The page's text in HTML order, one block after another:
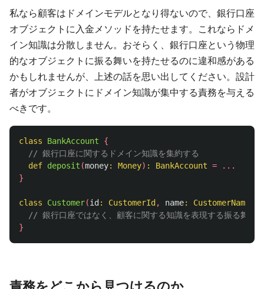
私なら顧客はドメインモデルとなり得ないので、銀行口座
オブジェクトに入金メソッドを持たせます。これならドメ
イン知識は分散しません。おそらく、銀行口座という物理
的なオブジェクトに振る舞いを持たせるのに違和感がある
かもしれませんが、上述の話を思い出してください。設計
者がオブジェクトにドメイン知識が集中する責務を与える
べきです。
class BankAccount
{
// 銀行口座に関するドメイン知識を集約する
def deposit (money: Money) : BankAccount =
...
}
class Customer(id : CustomerId , name: CustomerName
// 銀行口座ではなく、顧客に関する知識を表現する振る舞い
}